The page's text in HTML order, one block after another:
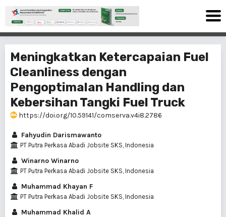
Meningkatkan Ketercapaian Fuel
Cleanliness dengan
Pengoptimalan Handling dan
Kebersihan Tangki Fuel Truck
https://doi.org/10.59141/comserva.v4i8.2786
Fahyudin Darismawanto
PT Putra Perkasa Abadi Jobsite SKS, Indonesia
Winarno Winarno
PT Putra Perkasa Abadi Jobsite SKS, Indonesia
Muhammad Khayan F
PT Putra Perkasa Abadi Jobsite SKS, Indonesia
Muhammad Khalid A